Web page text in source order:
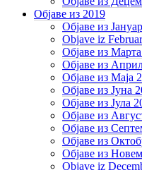
Објаве из 2019
Објаве из
Objave iz
Објаве из
Објаве из
Објаве из Маја
Објаве из Јуна
Објаве из Јула
Објаве из
Објаве из
Објаве из
Објаве из
Objave iz